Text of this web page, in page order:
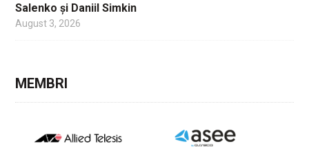
Salenko și Daniil Simkin
August 3, 2026
MEMBRI